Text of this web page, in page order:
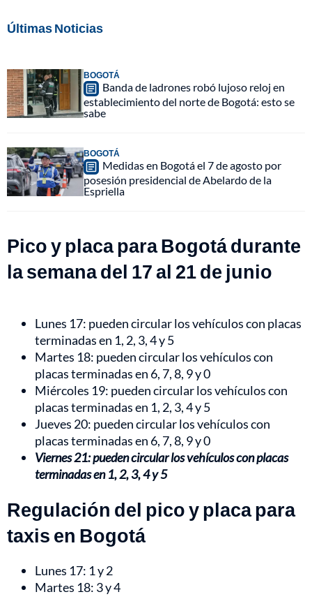
Últimas Noticias
BOGOTÁ
Banda de ladrones robó lujoso reloj en
establecimiento del norte de Bogotá: esto se
sabe
BOGOTÁ
Medidas en Bogotá el 7 de agosto por
posesión presidencial de Abelardo de la
Espriella
Pico y placa para Bogotá durante
la semana del 17 al 21 de junio
Lunes 17: pueden circular los vehículos con placas
terminadas en 1, 2, 3, 4 y 5
Martes 18: pueden circular los vehículos con
placas terminadas en 6, 7, 8, 9 y 0
Miércoles 19: pueden circular los vehículos con
placas terminadas en 1, 2, 3, 4 y 5
Jueves 20: pueden circular los vehículos con
placas terminadas en 6, 7, 8, 9 y 0
Viernes 21: pueden circular los vehículos con placas
terminadas en 1, 2, 3, 4 y 5
Regulación del pico y placa para
taxis en Bogotá
Lunes 17: 1 y 2
Martes 18: 3 y 4